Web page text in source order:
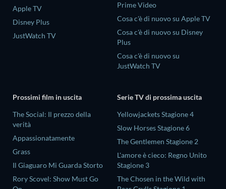
Apple TV
Disney Plus
JustWatch TV
Prime Video
Cosa c'è di nuovo su Apple TV
Cosa c'è di nuovo su Disney
Plus
Cosa c'è di nuovo su
JustWatch TV
Prossimi film in uscita
The Social: Il prezzo della
verità
Appassionatamente
Grass
Il Giaguaro Mi Guarda Storto
Rory Scovel: Show Must Go
Serie TV di prossima uscita
Yellowjackets Stagione 4
Slow Horses Stagione 6
The Gentlemen Stagione 2
L'amore è cieco: Regno Unito
Stagione 3
The Chosen in the Wild with